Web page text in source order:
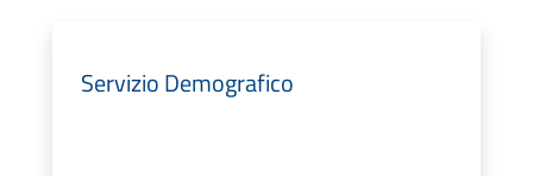
Servizio Demografico